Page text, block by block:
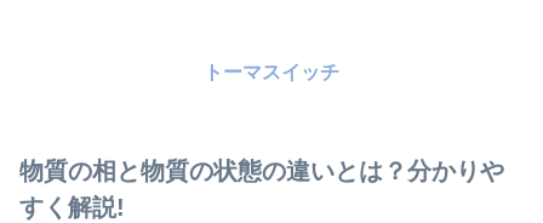
トーマスイッチ
物質の相と物質の状態の違いとは？分かりや
すく解説!